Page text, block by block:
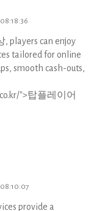
players can enjoy
tailored for online
smooth cash-outs,
">탑플레이어
provide a